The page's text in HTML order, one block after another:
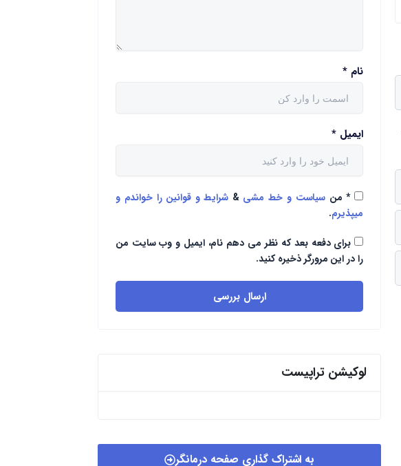
نام *
ایمیل *
*من سیاست و خط مشی &شرایط و قوانین را خواندم و
میپذیرم.
برای دفعه بعد که نظر می دهم نام، ایمیل و وب سایت من
را در این مرورگر ذخیره کنید.
ارسال بررسی
لوکیشن تراپیست
به اشتراک گذاری صفحه درمانگر